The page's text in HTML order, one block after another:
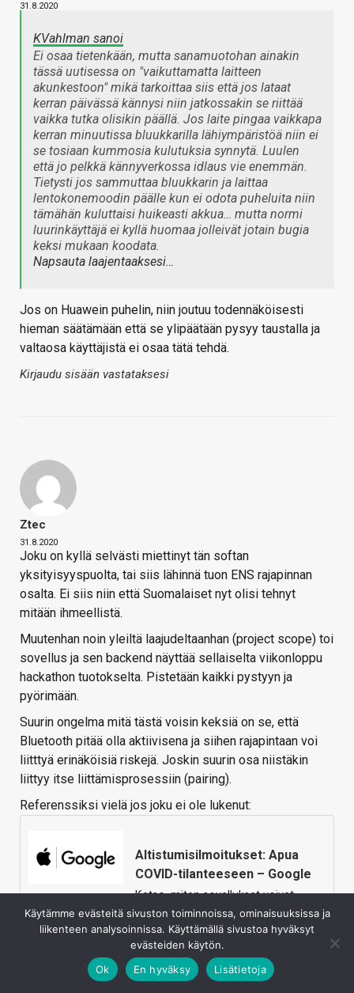
31.8.2020
KVahlman sanoi
Ei osaa tietenkään, mutta sanamuotohan ainakin
tässä uutisessa on "vaikuttamatta laitteen
akunkestoon" mikä tarkoittaa siis että jos lataat
kerran päivässä kännysi niin jatkossakin se riittää
vaikka tutka olisikin päällä. Jos laite pingaa vaikkapa
kerran minuutissa bluukkarilla lähiympäristöä niin ei
se tosiaan kummosia kulutuksia synnytä. Luulen
että jo pelkkä kännyverkossa idlaus vie enemmän.
Tietysti jos sammuttaa bluukkarin ja laittaa
lentokonemoodin päälle kun ei odota puheluita niin
tämähän kuluttaisi huikeasti akkua… mutta normi
luurinkäyttäjä ei kyllä huomaa jolleivät jotain bugia
keksi mukaan koodata.
Napsauta laajentaaksesi…
Jos on Huawein puhelin, niin joutuu todennäköisesti
hieman säätämään että se ylipäätään pysyy taustalla ja
valtaosa käyttäjistä ei osaa tätä tehdä.
Kirjaudu sisään vastataksesi
Ztec
31.8.2020
Joku on kyllä selvästi miettinyt tän softan
yksityisyyspuolta, tai siis lähinnä tuon ENS rajapinnan
osalta. Ei siis niin että Suomalaiset nyt olisi tehnyt
mitään ihmeellistä.
Muutenhan noin yleiltä laajudeltaanhan (project scope) toi
sovellus ja sen backend näyttää sellaiselta viikonloppu
hackathon tuotokselta. Pistetään kaikki pystyyn ja
pyörimään.
Suurin ongelma mitä tästä voisin keksiä on se, että
Bluetooth pitää olla aktiivisena ja siihen rajapintaan voi
liitttyä erinäköisiä riskejä. Joskin suurin osa niistäkin
liittyy itse liittämisprosessiin (pairing).
Referenssiksi vielä jos joku ei ole lukenut:
Altistumisilmoitukset: Apua
COVID-tilanteeseen – Google
Katso, miten sovellukset voivat
lähettää Googlen ja Applen
kehittämän altistumisilmoituksen, jos
olet todennäköisesti altistunut
COVID-19:lle.
Käytämme evästeitä sivuston toiminnoissa, ominaisuuksissa ja
liikenteen analysoinnissa. Käyttämällä sivustoa hyväksyt
evästeiden käytön.
Ok
En hyväksy Lisätietoja